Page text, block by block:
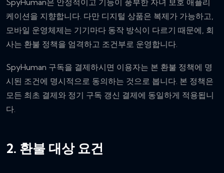
SpyHuman은 안정적이고 기능이 풍부한 자녀 보호 애플리
케이션을 지향합니다. 다만 디지털 상품은 복제가 가능하고,
모바일 운영체제는 기기마다 동작 방식이 다르기 때문에, 회
사는 환불 정책을 엄격하고 조건부로 운영합니다.
SpyHuman 구독을 결제하시면 이용자는 본 환불 정책에 명
시된 조건에 명시적으로 동의하는 것으로 봅니다. 본 정책은
모든 최초 결제와 정기 구독 갱신 결제에 동일하게 적용됩니
다.
2. 환불 대상 요건